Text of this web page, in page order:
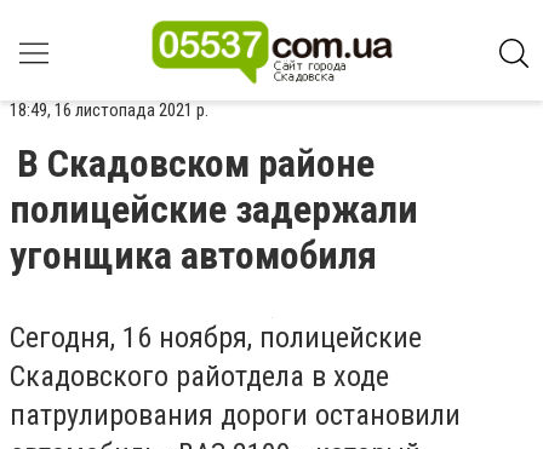
18:49, 16 листопада 2021 р.
В Скадовском районе
полицейские задержали
угонщика автомобиля
Сегодня, 16 ноября, полицейские
Скадовского райотдела в ходе
патрулирования дороги остановили